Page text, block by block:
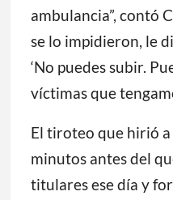
ambulancia”, contó
se lo impidieron, le
‘No puedes subir.
víctimas que
El tiroteo que hirió
minutos antes del
titulares ese día y